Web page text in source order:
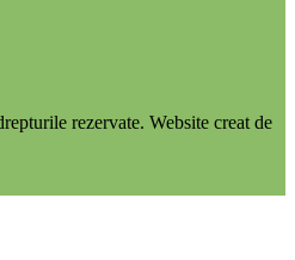
rezervate. Website creat de